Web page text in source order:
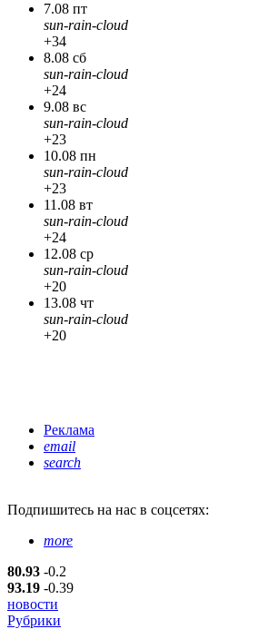
7.08 пт
sun-rain-cloud
+34
8.08 сб
sun-rain-cloud
+24
9.08 вс
sun-rain-cloud
+23
10.08 пн
sun-rain-cloud
+23
11.08 вт
sun-rain-cloud
+24
12.08 ср
sun-rain-cloud
+20
13.08 чт
sun-rain-cloud
+20
Реклама
email
search
Подпишитесь на нас в соцсетях:
more
80.93 -0.2
93.19 -0.39
новости
Рубрики